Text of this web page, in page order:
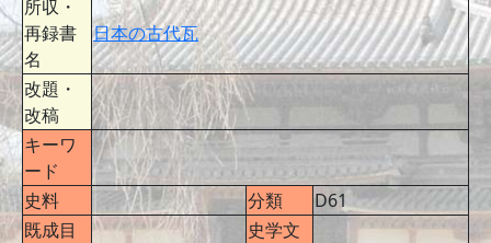
所収・
再録書
名
日本の古代瓦
改題・
改稿
キーワ
ード
史料
分類
D61
既成目
史学文